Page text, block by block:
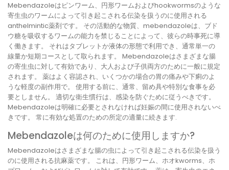
Mebendazoleはピンワーム、円形ワームおよびhookwormsのような
寄生虫のワームによって引き起こされる伝染を扱うのに使用される
anthelmintic薬剤です。 その活動的な物質、mebendazoleは、ブド
ウ糖を吸収するワームの能力を禁じることによって、彼らの時事死に導
く働きます。 それはタブレットか液体の形態で利用でき、通常単一の
線量か短期コースとして取られます。 Mebendazoleはさまざまな腸
の寄生虫に対して有効であり、大人および子供両方のために一般に規定
されます。 薬はよく容認され、いくつかの場合の胃の痛みや下痢のよ
うな軽度の副作用で。 使用する前に、通常、留め具や特別な食事を必
要としません。 適切な衛生慣行は、感染を防ぐために従うべきです。
Mebendazoleは明確に必要とされなければ妊娠の間に使用されないべ
きです。 常に有効な処置のための所定の適量に続きます.
Mebendazoleは何のために使用しますか?
Mebendazoleはさまざまな腸の虫によって引き起こされる伝染を扱う
のに使用される抗麻薬です。 これは、円形ワーム、ホオkworms、ホ